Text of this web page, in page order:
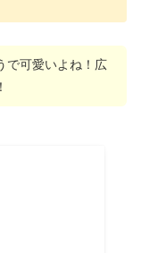
で可愛いよね！広